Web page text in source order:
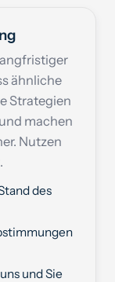
ähnliche
Strategien
machen
Nutzen
des
und Sie